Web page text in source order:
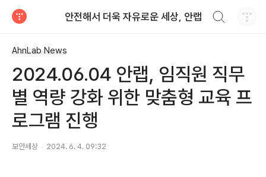
안전해서 더욱 자유로운 세상, 안랩
AhnLab News
2024.06.04 안랩, 임직원 직무
별 역량 강화 위한 맞춤형 교육 프
로그램 진행
보안세상 2024. 6. 4. 09:32